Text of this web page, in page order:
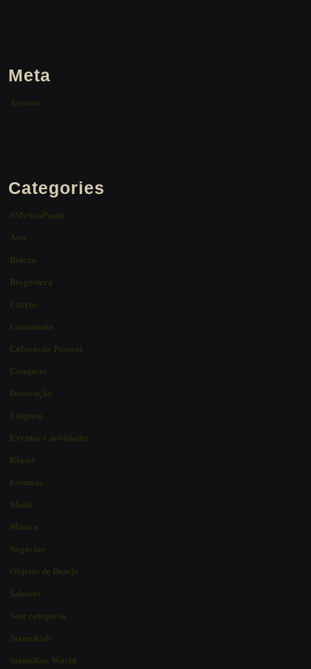
Meta
Acessar
Categories
#MySaoPaulo
Arte
Beleza
Blogosfera
Carros
Casamento
Coloração Pessoal
Compras
Decoração
Etiqueta
Eventos e novidades
Kloset
Leituras
Moda
Música
Negócios
Objetos de Desejo
Sabores
Sem categoria
StatusKids
StatusKor World